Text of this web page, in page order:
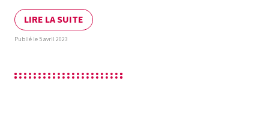
LIRE LA SUITE
Publié le 5 avril 2023